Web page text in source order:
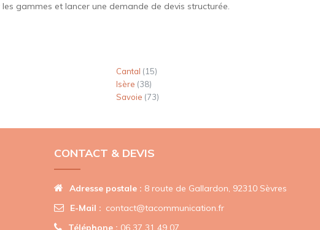
gammes et lancer une demande de devis structurée.
Cantal (15)
Isère (38)
Savoie (73)
CONTACT & DEVIS
Adresse postale : 8 route de Gallardon, 92310 Sèvres
E-Mail : contact@tacommunication.fr
Téléphone : 06 37 31 49 07